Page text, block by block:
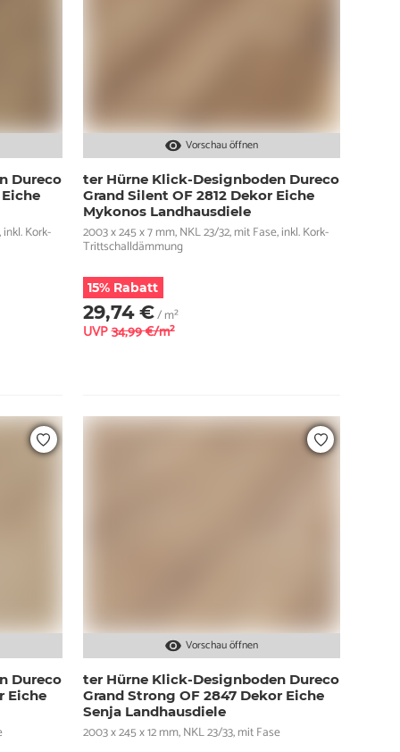
Dureco
Kork-
Vorschau öffnen
ter Hürne Klick-Designboden Dureco
Grand Silent OF 2812 Dekor Eiche
Mykonos Landhausdiele
2003 x 245 x 7 mm, NKL 23/32, mit Fase, inkl. Kork-
Trittschalldämmung
15% Rabatt
29,74 €/ m²
UVP 34,99 €/m²
Dureco
Eiche
Vorschau öffnen
ter Hürne Klick-Designboden Dureco
Grand Strong OF 2847 Dekor Eiche
Senja Landhausdiele
2003 x 245 x 12 mm, NKL 23/33, mit Fase